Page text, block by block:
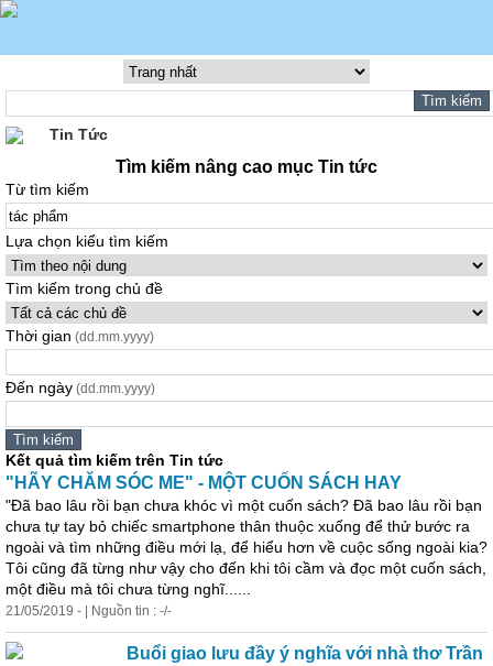
Tin Tức
Tìm kiếm nâng cao mục Tin tức
Từ tìm kiếm
Lựa chọn kiểu tìm kiếm
Tìm kiếm trong chủ đề
Thời gian (dd.mm.yyyy)
Đến ngày (dd.mm.yyyy)
Kết quả tìm kiếm trên Tin tức
"HÃY CHĂM SÓC ME" - MỘT CUỐN SÁCH HAY
"Đã bao lâu rồi bạn chưa khóc vì một cuốn sách? Đã bao lâu rồi bạn
chưa tự tay bỏ chiếc smartphone thân thuộc xuống để thử bước ra
ngoài và tìm những điều mới lạ, để hiểu hơn về cuộc sống ngoài kia?
Tôi cũng đã từng như vậy cho đến khi tôi cầm và đọc một cuốn sách,
một điều mà tôi chưa từng nghĩ......
21/05/2019 - | Nguồn tin : -/-
Buổi giao lưu đầy ý nghĩa với nhà thơ Trần